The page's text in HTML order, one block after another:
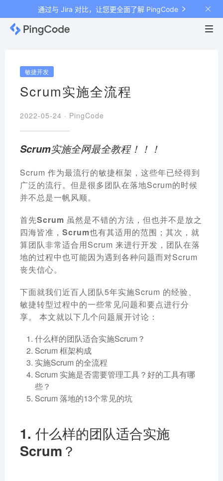
通过与 Jira 对比，让您更全面了解 PingCode
敏捷开发
Scrum实施全流程
2022-05-24 · PingCode
Scrum实施全网最全教程！！！
Scrum 作为最流行的敏捷框架，这些年已经得到
广泛的流行。但是很多团队在落地Scrum的时候
并不总是一帆风顺。
首先Scrum 虽然是不错的方法，但也并不是放之
四海皆准，Scrum也有其适用的范围 ；其次，就
算团队非常适合用Scrum 来进行开发，团队在落
地的过程中也可能因为遇到各种问题而对Scrum
丧失信心。
下面就我们近百人团队5年实施Scrum 的经验、
敏捷转型过程中的一些常见问题和要点进行分
享。 本文就以下几个问题展开讨论：
什么样的团队适合实施Scrum？
Scrum 框架构成
实施Scrum 的全流程
Scrum 实施是否需要管理工具？好的工具有哪
些？
Scrum 落地的13个常见的坑
1. 什么样的团队适合实施
Scrum？